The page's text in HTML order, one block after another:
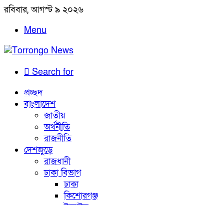
রবিবার, আগস্ট ৯ ২০২৬
Menu
Search for
প্রচ্ছদ
বাংলাদেশ
জাতীয়
অর্থনীতি
রাজনীতি
দেশজুড়ে
রাজধানী
ঢাকা বিভাগ
ঢাকা
কিশোরগঞ্জ